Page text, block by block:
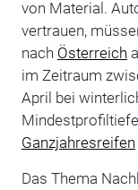
von Material.
vertrauen,
nach Österreich
im Zeitraum
April bei
Ganzjahresreifen
Das Thema